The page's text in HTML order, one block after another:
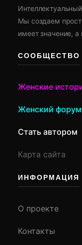
Мы создаем
имеет значение,
СООБЩЕСТВО
Женские
Женский форум
Стать автором
Карта сайта
ИНФОРМАЦИЯ
О проекте
Контакты